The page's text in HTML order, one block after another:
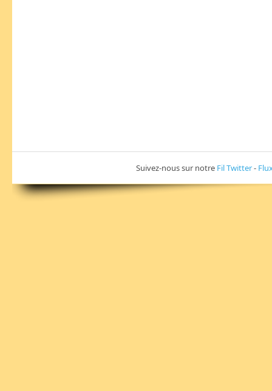
Suivez-nous sur notre Fil Twitter-